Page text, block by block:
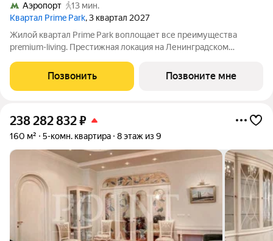
Аэропорт
13 мин.
Квартал Prime Park, 3 квартал 2027
Жилой квартал Prime Park воплощает все преимущества
premium-living. Престижная локация на Ленинградском
и Белой площади, - 20 мин. до аэропорта «Шереметьево» или
«Москва-Сити», - 4 парка
Позвонить Позвоните мне
238 282 832₽
160 м² 5-комн. квартира 8 этаж из 9